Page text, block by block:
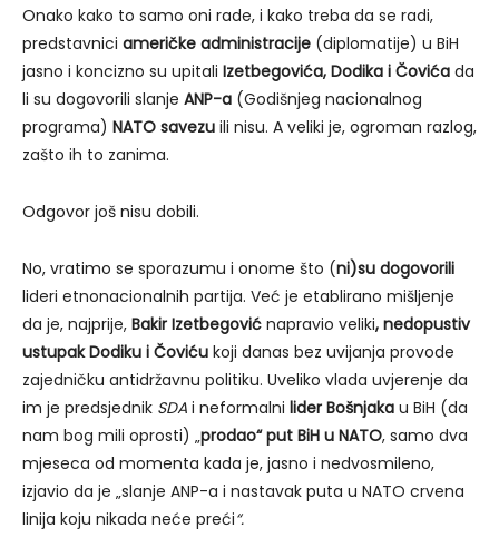
Onako kako to samo oni rade, i kako treba da se radi,
predstavnici američke administracije (diplomatije) u BiH
jasno i koncizno su upitali Izetbegovića, Dodika i Čovića da
li su dogovorili slanje ANP-a (Godišnjeg nacionalnog
programa) NATO savezu ili nisu. A veliki je, ogroman razlog,
zašto ih to zanima.
Odgovor još nisu dobili.
No, vratimo se sporazumu i onome što (ni)su dogovorili
lideri etnonacionalnih partija. Već je etablirano mišljenje
da je, najprije, Bakir Izetbegović napravio veliki, nedopustiv
ustupak Dodiku i Čoviću koji danas bez uvijanja provode
zajedničku antidržavnu politiku. Uveliko vlada uvjerenje da
im je predsjednik SDA i neformalni lider Bošnjaka u BiH (da
nam bog mili oprosti) „prodao“ put BiH u NATO, samo dva
mjeseca od momenta kada je, jasno i nedvosmileno,
izjavio da je „slanje ANP-a i nastavak puta u NATO crvena
linija koju nikada neće preći“.